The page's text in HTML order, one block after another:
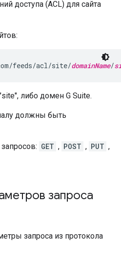
доступа (ACL) для сайта
feeds/acl/site/domainName/
либо домен G Suite.
должны быть
GET , POST , PUT ,
запроса
запроса из протокола